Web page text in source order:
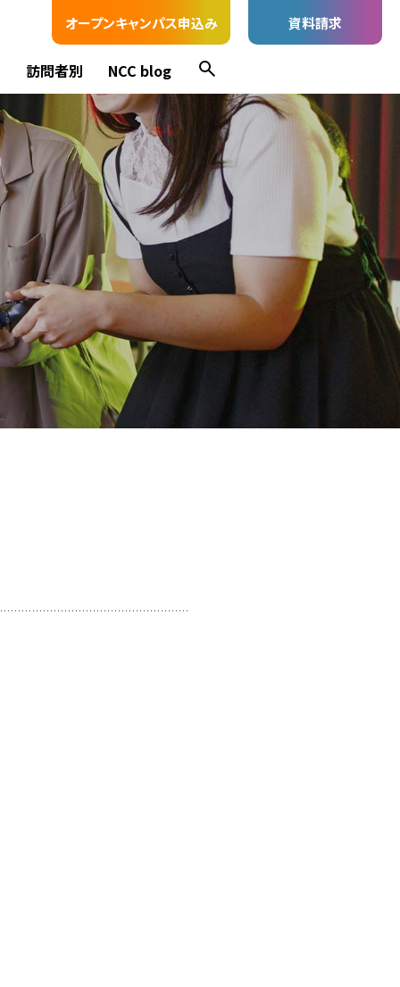
オープンキャンパス申込み 資料請求
訪問者別 NCC blog